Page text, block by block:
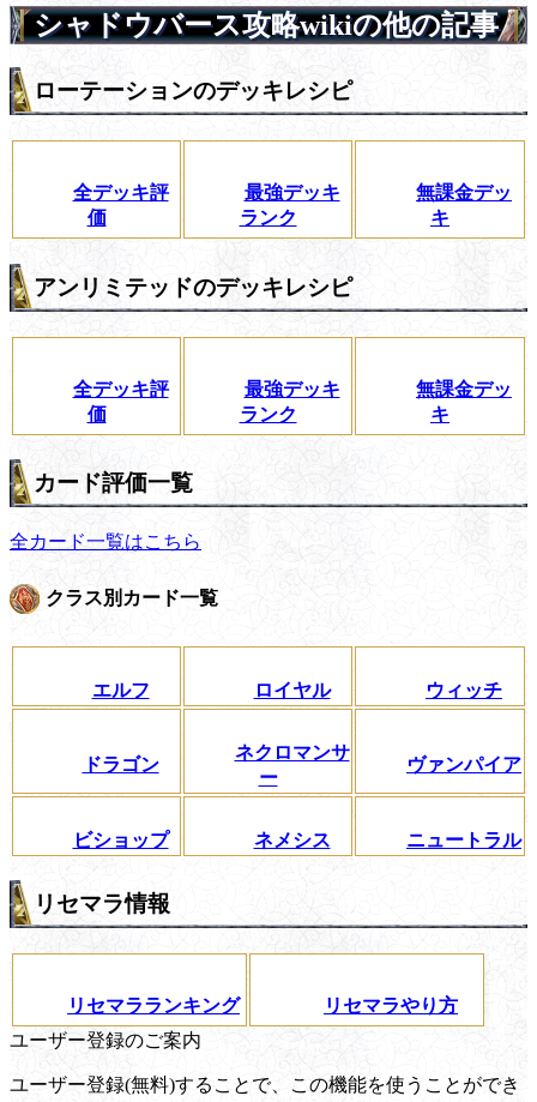
シャドウバース攻略wikiの他の記事
ローテーションのデッキレシピ
全デッキ評
価
最強デッキ
ランク
無課金デッ
キ
アンリミテッドのデッキレシピ
全デッキ評
価
最強デッキ
ランク
無課金デッ
キ
カード評価一覧
全カード一覧はこちら
クラス別カード一覧
エルフ ロイヤル ウィッチ
ドラゴン
ネクロマンサ
ー
ヴァンパイア
ビショップ ネメシス ニュートラル
リセマラ情報
リセマラランキング
リセマラやり方
ユーザー登録のご案内
ユーザー登録(無料)することで、この機能を使うことができ